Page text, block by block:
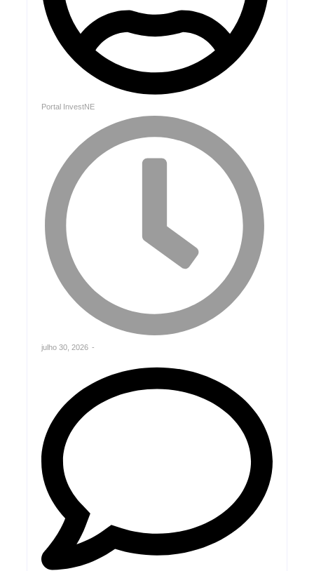
Portal InvestNE
julho 30, 2026 -